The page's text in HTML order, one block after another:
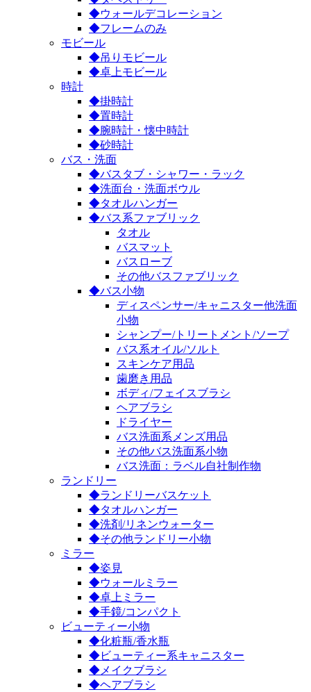
◆ウォールデコレーション
◆フレームのみ
モビール
◆吊りモビール
◆卓上モビール
時計
◆掛時計
◆置時計
◆腕時計・懐中時計
◆砂時計
バス・洗面
◆バスタブ・シャワー・ラック
◆洗面台・洗面ボウル
◆タオルハンガー
◆バス系ファブリック
タオル
バスマット
バスローブ
その他バスファブリック
◆バス小物
ディスペンサー/キャニスター他洗面
小物
シャンプー/トリートメント/ソープ
バス系オイル/ソルト
スキンケア用品
歯磨き用品
ボディ/フェイスブラシ
ヘアブラシ
ドライヤー
バス洗面系メンズ用品
その他バス洗面系小物
バス洗面：ラベル自社制作物
ランドリー
◆ランドリーバスケット
◆タオルハンガー
◆洗剤/リネンウォーター
◆その他ランドリー小物
ミラー
◆姿見
◆ウォールミラー
◆卓上ミラー
◆手鏡/コンパクト
ビューティー小物
◆化粧瓶/香水瓶
◆ビューティー系キャニスター
◆メイクブラシ
◆ヘアブラシ